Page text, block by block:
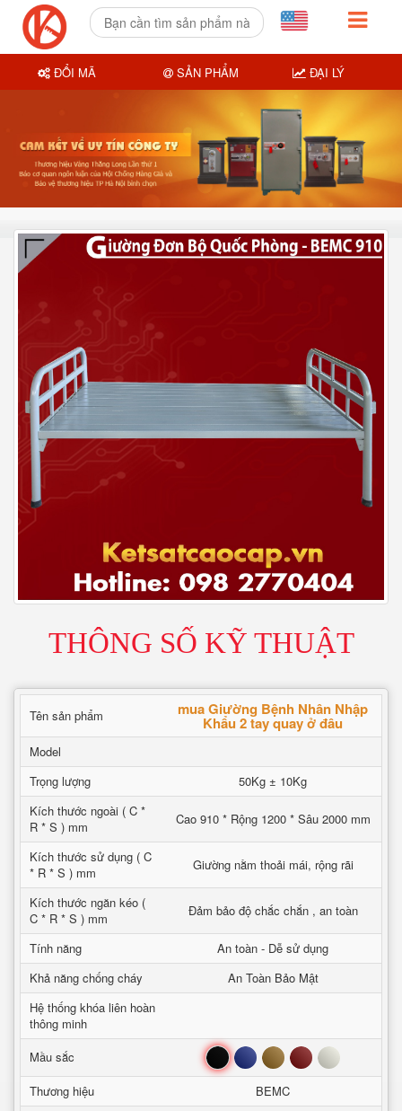
THÔNG SỐ KỸ THUẬT
Tên sản phẩm mua Giường Bệnh Nhân Nhập
Khẩu 2 tay quay ở đâu
Model
Trọng lượng
50Kg ± 10Kg
Kích thước ngoài ( C *
R * S ) mm
Cao 910 * Rộng 1200 * Sâu 2000 mm
Kích thước sử dụng ( C
* R * S ) mm
Giường nằm thoải mái, rộng rãi
Kích thước ngăn kéo (
C * R * S ) mm
Đảm bảo độ chắc chắn , an toàn
Tính năng
An toàn - Dễ sử dụng
Khả năng chống cháy
An Toàn Bảo Mật
Hệ thống khóa liên hoàn
thông minh
Mầu sắc
Đen Xanh Nâu Đỏ Trắng
Thương hiệu
BEMC
ĐỔI MÃ SẢN PHẨM ĐẠI LÝ